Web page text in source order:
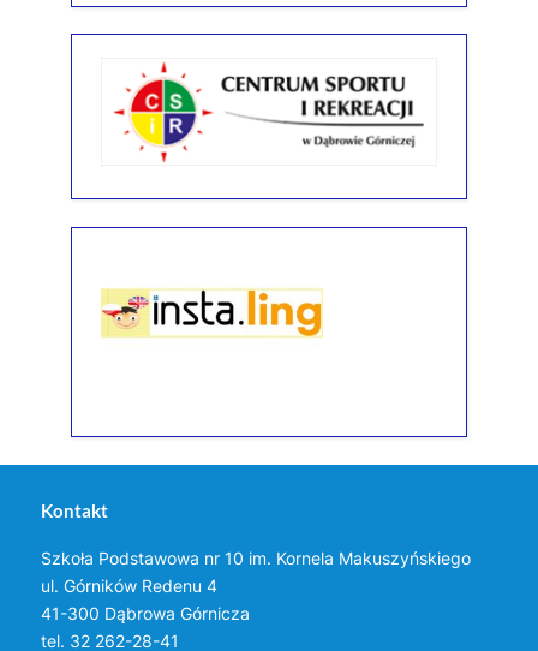
Kontakt
Szkoła Podstawowa nr 10 im. Kornela Makuszyńskiego
ul. Górników Redenu 4
41-300 Dąbrowa Górnicza
tel. 32 262-28-41